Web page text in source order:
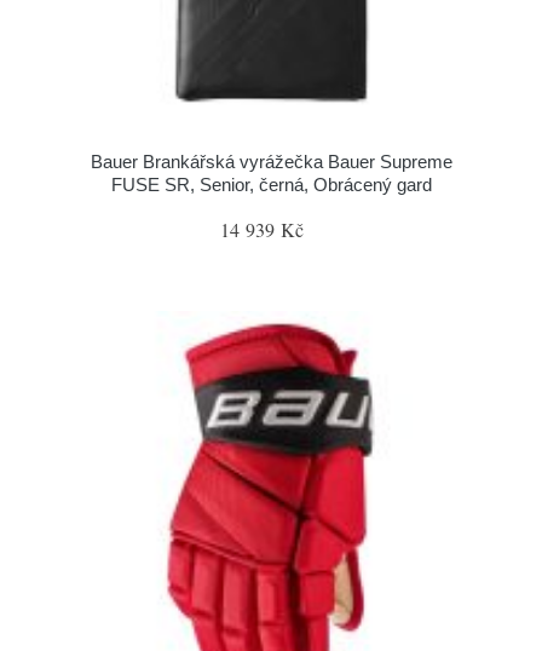
Bauer Brankářská vyrážečka Bauer Supreme
FUSE SR, Senior, černá, Obrácený gard
14 939 Kč